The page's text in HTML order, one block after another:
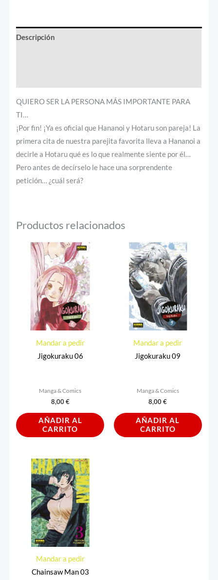
Descripción
QUIERO SER LA PERSONA MÁS IMPORTANTE PARA
TI…
¡Por fin! ¡Ya es oficial que Hananoi y Hotaru son pareja! La
primera cita de nuestra parejita favorita lleva a Hananoi a
decirle a Hotaru qué es lo que realmente siente por él…
Pero antes de decírselo le hace una sorprendente
petición… ¿cuál será?
Productos relacionados
Mandar a pedir
Jigokuraku 06
Manga & Comics
8,00€
AÑADIR AL
CARRITO
Mandar a pedir
Jigokuraku 09
Manga & Comics
8,00€
AÑADIR AL
CARRITO
Mandar a pedir
Chainsaw Man 03